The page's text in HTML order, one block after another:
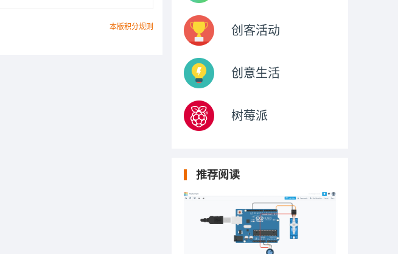
本版积分规则 创客活动
创意生活
树莓派
推荐阅读